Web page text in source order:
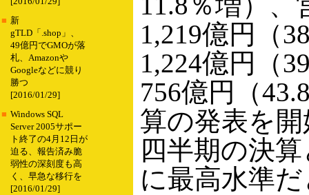
■ 新
gTLD「.shop」、
49億円でGMOが落
札、Amazonや
Googleなどに競り
勝つ
[2016/01/29]
■ Windows SQL
Server 2005サポー
ト終了の4月12日が
迫る、報告済み脆
弱性の深刻度も高
く、早急な移行を
[2016/01/29]
1,219億円（
1,224億円（
756億円（
算の発表を
四半期の決
に最高水準